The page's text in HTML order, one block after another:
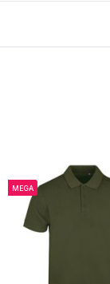
MEGA